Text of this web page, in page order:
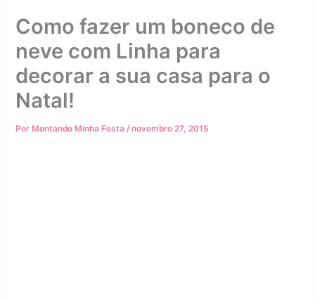
Como fazer um boneco de
neve com Linha para
decorar a sua casa para o
Natal!
Por Montando Minha Festa/novembro 27, 2015